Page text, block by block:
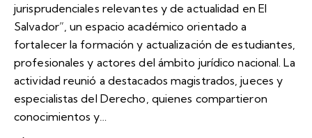
jurisprudenciales relevantes y de actualidad en El
Salvador”, un espacio académico orientado a
fortalecer la formación y actualización de estudiantes,
profesionales y actores del ámbito jurídico nacional. La
actividad reunió a destacados magistrados, jueces y
especialistas del Derecho, quienes compartieron
conocimientos y…